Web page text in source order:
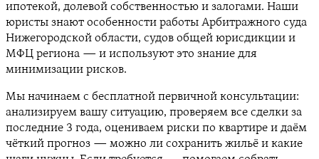
ипотекой, долевой собственностью и залогами. Наши
юристы знают особенности работы Арбитражного суда
Нижегородской области, судов общей юрисдикции и
МФЦ региона — и используют это знание для
минимизации рисков.
Мы начинаем с бесплатной первичной консультации:
анализируем вашу ситуацию, проверяем все сделки за
последние 3 года, оцениваем риски по квартире и даём
чёткий прогноз — можно ли сохранить жильё и какие